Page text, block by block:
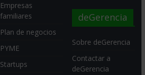
Empresas
familiares
Plan de negocios
PYME
Startups
deGerencia
Sobre deGerencia
Contactar a
deGerencia